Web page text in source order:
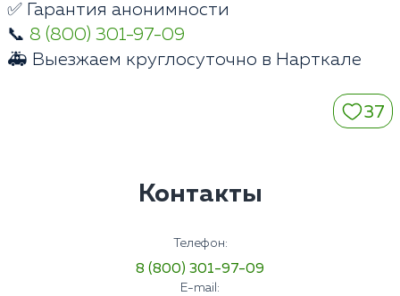
✅ Гарантия анонимности
📞 8 (800) 301-97-09
🚑 Выезжаем круглосуточно в Нарткале
37
Контакты
Телефон:
8 (800) 301-97-09
E-mail: